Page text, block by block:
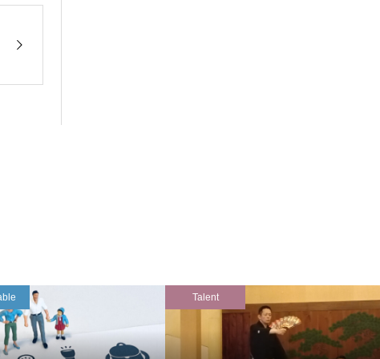
Talent